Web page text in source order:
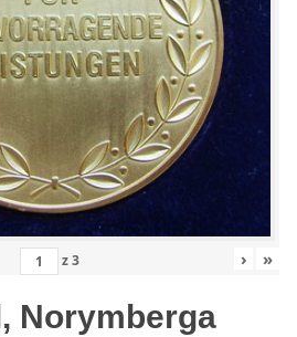
z3 › »
Norymberga